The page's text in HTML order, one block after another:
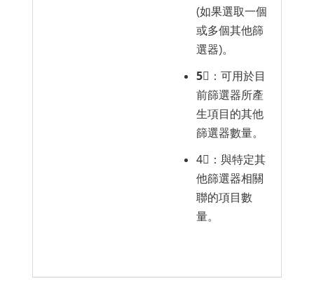
(如果選取一個
或多個其他篩
選器)。
5︎⃣ ：可用於目
前篩選器所產
生項目的其他
篩選器數量。
4︎⃣：與特定其
他篩選器相關
聯的項目數
量。